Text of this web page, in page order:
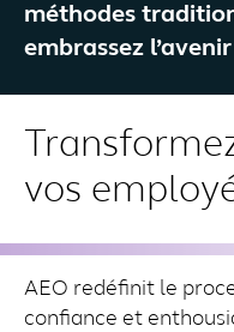
méthodes
embrassez
vos
AEO redéfinit le
confiance et